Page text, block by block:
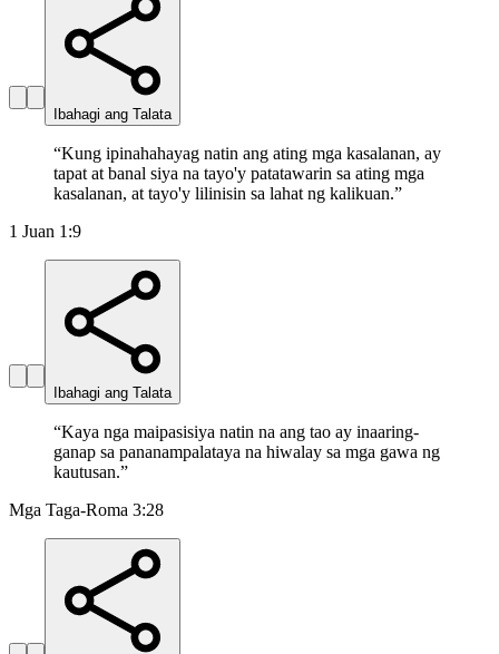
Ibahagi ang Talata
“Kung ipinahahayag natin ang ating mga kasalanan, ay
tapat at banal siya na tayo'y patatawarin sa ating mga
kasalanan, at tayo'y lilinisin sa lahat ng kalikuan.”
1 Juan 1:9
Ibahagi ang Talata
“Kaya nga maipasisiya natin na ang tao ay inaaring-
ganap sa pananampalataya na hiwalay sa mga gawa ng
kautusan.”
Mga Taga-Roma 3:28